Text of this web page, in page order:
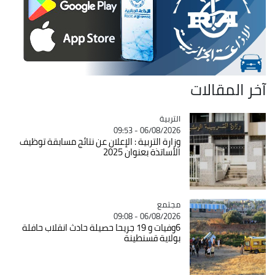
آخر المقالات
Catégorie
التربية
06/08/2026 - 09:53
وزارة التربية : الإعلان عن نتائج مسابقة توظيف
الأساتذة بعنوان 2025
Catégorie
مجتمع
06/08/2026 - 09:08
6وفيات و 19 جريحا حصيلة حادث انقلاب حافلة
بولاية قسنطينة